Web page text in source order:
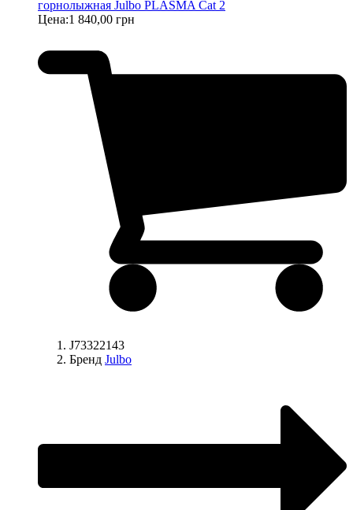
горнолыжная Julbo PLASMA Cat 2
Цена:1 840,00 грн
J73322143
Бренд Julbo